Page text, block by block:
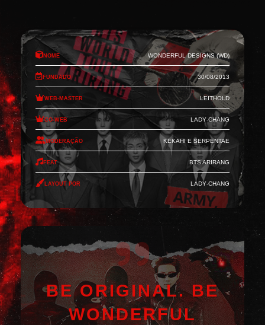
Nome Wonderful Designs (WD)
Fundado 30/08/2013
Web-Master Leithold
Co-Web Lady-Chang
Moderação Kekahi e Serpentae
Feat BTS Arirang
Layout por Lady-Chang
BE ORIGINAL. BE
WONDERFUL